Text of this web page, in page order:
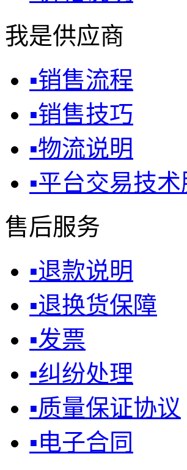
我是供应商
▪销售流程
▪销售技巧
▪物流说明
▪平台交易技
售后服务
▪退款说明
▪退换货保障
▪发票
▪纠纷处理
▪质量保证协议
▪电子合同